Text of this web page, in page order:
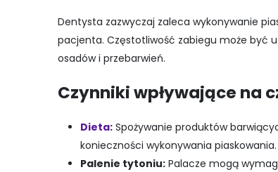
Dentysta zazwyczaj zaleca wykonywanie
pacjenta. Częstotliwość zabiegu może być
osadów i przebarwień.
Czynniki wpływające na
Dieta: Spożywanie produktów
konieczności wykonywania piaskowania.
Palenie tytoniu: Palacze mogą